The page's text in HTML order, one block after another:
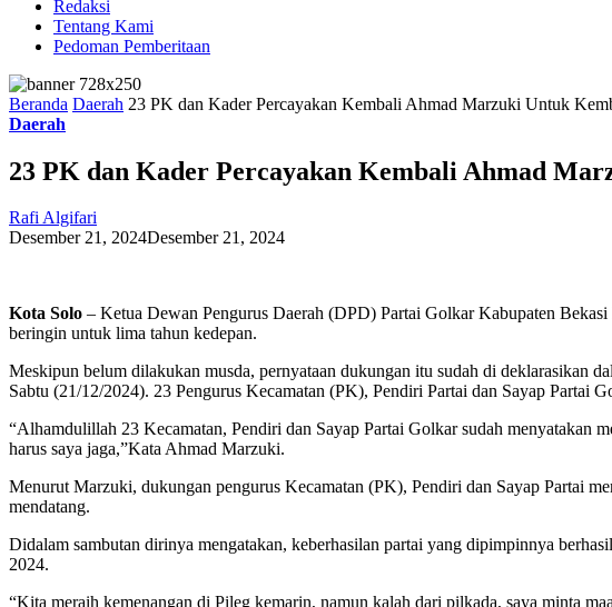
Redaksi
Tentang Kami
Pedoman Pemberitaan
Beranda Daerah 23 PK dan Kader Percayakan Kembali Ahmad Marzuki Untuk
Daerah
23 PK dan Kader Percayakan Kembali Ahmad
Rafi Algifari
Desember 21, 2024Desember 21, 2024
Kota Solo – Ketua Dewan Pengurus Daerah (DPD) Partai Golkar Kabupaten
beringin untuk lima tahun kedepan.
Meskipun belum dilakukan musda, pernyataan dukungan itu sudah di deklarasikan
Sabtu (21/12/2024). 23 Pengurus Kecamatan (PK), Pendiri Partai dan Sayap
“Alhamdulillah 23 Kecamatan, Pendiri dan Sayap Partai Golkar sudah
harus saya jaga,”Kata Ahmad Marzuki.
Menurut Marzuki, dukungan pengurus Kecamatan (PK), Pendiri dan Sayap Partai
mendatang.
Didalam sambutan dirinya mengatakan, keberhasilan partai yang dipimpinnya
2024.
“Kita meraih kemenangan di Pileg kemarin, namun kalah dari pilkada, saya minta